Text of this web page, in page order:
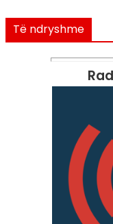
Të ndryshme